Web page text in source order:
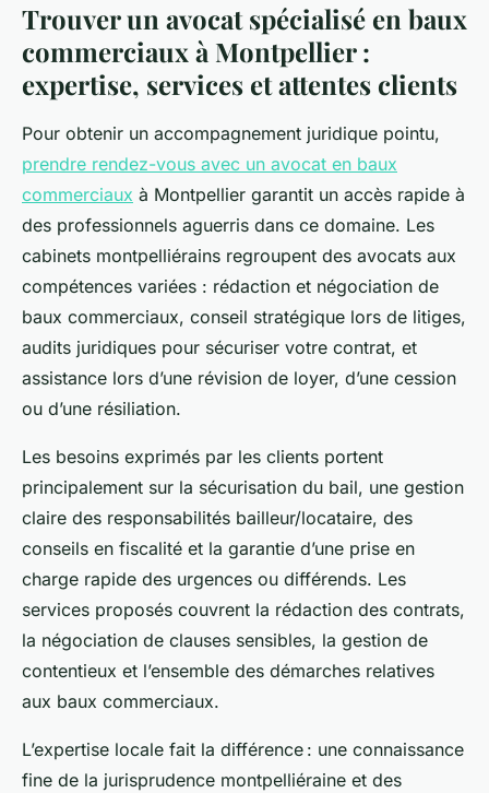
Trouver un avocat spécialisé en baux
commerciaux à Montpellier :
expertise, services et attentes clients
Pour obtenir un accompagnement juridique pointu,
prendre rendez-vous avec un avocat en baux
commerciaux à Montpellier garantit un accès rapide à
des professionnels aguerris dans ce domaine. Les
cabinets montpelliérains regroupent des avocats aux
compétences variées : rédaction et négociation de
baux commerciaux, conseil stratégique lors de litiges,
audits juridiques pour sécuriser votre contrat, et
assistance lors d’une révision de loyer, d’une cession
ou d’une résiliation.
Les besoins exprimés par les clients portent
principalement sur la sécurisation du bail, une gestion
claire des responsabilités bailleur/locataire, des
conseils en fiscalité et la garantie d’une prise en
charge rapide des urgences ou différends. Les
services proposés couvrent la rédaction des contrats,
la négociation de clauses sensibles, la gestion de
contentieux et l’ensemble des démarches relatives
aux baux commerciaux.
L’expertise locale fait la différence : une connaissance
fine de la jurisprudence montpelliéraine et des